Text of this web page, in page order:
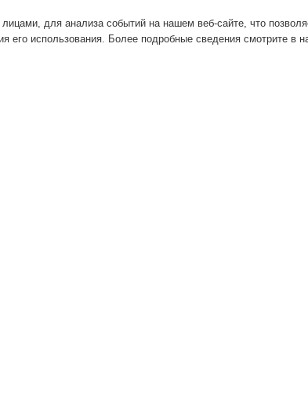
для анализа событий на нашем веб-сайте, что
его использования. Более подробные сведения смотрите в